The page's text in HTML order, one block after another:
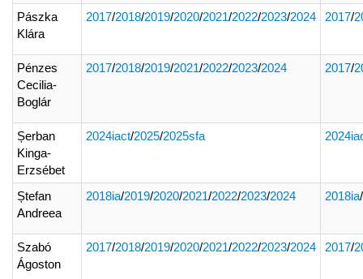
Pászka
Klára
2017/2018/2019/2020/2021/2022/2023/2024 2017/
Pénzes
Cecilia-
Boglár
2017/2018/2019/2021/2022/2023/2024 2017/
Șerban
Kinga-
Erzsébet
2024iact/2025/2025sfa
Ștefan
Andreea
2018ia/2019/2020/2021/2022/2023/2024 2018ia/
Szabó
Ágoston
2017/2018/2019/2020/2021/2022/2023/2024 2017/